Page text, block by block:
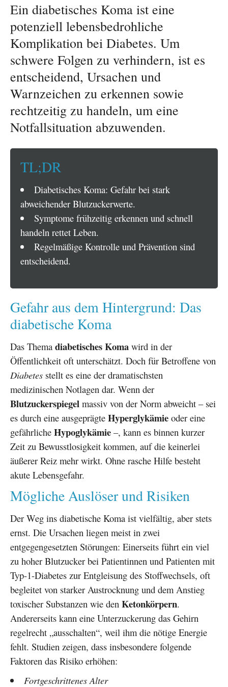
Ein diabetisches Koma ist eine
potenziell lebensbedrohliche
Komplikation bei Diabetes. Um
schwere Folgen zu verhindern, ist es
entscheidend, Ursachen und
Warnzeichen zu erkennen sowie
rechtzeitig zu handeln, um eine
Notfallsituation abzuwenden.
TL;DR
Diabetisches Koma: Gefahr bei stark
abweichender Blutzuckerwerte.
Symptome frühzeitig erkennen und schnell
handeln rettet Leben.
Regelmäßige Kontrolle und Prävention sind
entscheidend.
Gefahr aus dem Hintergrund: Das
diabetische Koma
Das Thema diabetisches Koma wird in der
Öffentlichkeit oft unterschätzt. Doch für Betroffene von
Diabetes stellt es eine der dramatischsten
medizinischen Notlagen dar. Wenn der
Blutzuckerspiegel massiv von der Norm abweicht – sei
es durch eine ausgeprägte Hyperglykämie oder eine
gefährliche Hypoglykämie –, kann es binnen kurzer
Zeit zu Bewusstlosigkeit kommen, auf die keinerlei
äußerer Reiz mehr wirkt. Ohne rasche Hilfe besteht
akute Lebensgefahr.
Mögliche Auslöser und Risiken
Der Weg ins diabetische Koma ist vielfältig, aber stets
ernst. Die Ursachen liegen meist in zwei
entgegengesetzten Störungen: Einerseits führt ein viel
zu hoher Blutzucker bei Patientinnen und Patienten mit
Typ-1-Diabetes zur Entgleisung des Stoffwechsels, oft
begleitet von starker Austrocknung und dem Anstieg
toxischer Substanzen wie den Ketonkörpern.
Andererseits kann eine Unterzuckerung das Gehirn
regelrecht „ausschalten“, weil ihm die nötige Energie
fehlt. Studien zeigen, dass insbesondere folgende
Faktoren das Risiko erhöhen:
Fortgeschrittenes Alter